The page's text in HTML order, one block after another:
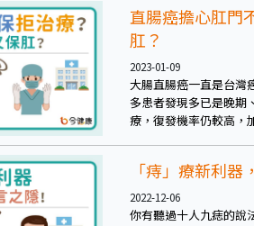
直腸癌擔心肛門
肛？
2023-01-09
大腸直腸癌一直是台灣
多患者發現多已是晚期
療，復發機率仍較高，
脅！
「痔」療新利器
2022-12-06
你有聽過十人九痣的說